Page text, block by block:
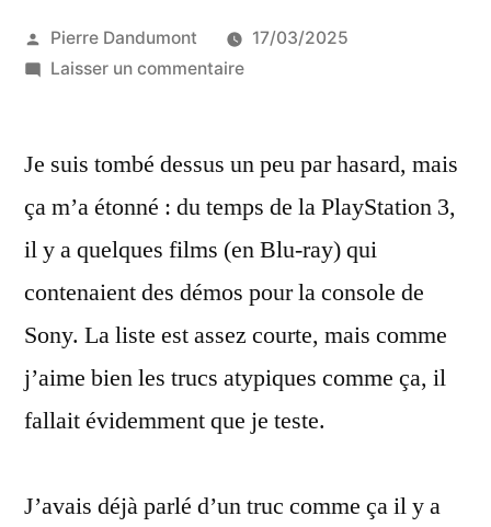
Publié
par
Pierre Dandumont
17/03/2025
Laisser un commentairesur
ray
contiennent
des
de
jeux
PlayStation
Je suis tombé dessus un peu par hasard, mais
ça m’a étonné : du temps de la PlayStation 3,
il y a quelques films (en Blu-ray) qui
contenaient des démos pour la console de
Sony. La liste est assez courte, mais comme
j’aime bien les trucs atypiques comme ça, il
fallait évidemment que je teste.
J’avais déjà parlé d’un truc comme ça il y a